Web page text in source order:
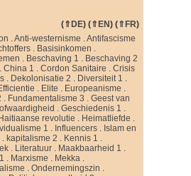
(⇑DE) (⇑EN) (⇑FR)
.Anti-westernisme .Antifascisme
. Basisinkomen .
. Beschaving 1 . Beschaving 2
.China 1 .Cordon Sanitaire .Crisis
. Dekolonisatie 2 . Diversiteit 1 .
. Elite . Europeanisme .
. Fundamentalisme 3 .Geest van
.Geschiedenis 1 .
Haitiaanse revolutie . Heimatliefde .
1 . Influencers . Islam en
. kapitalisme 2 . Kennis 1 .
. Literatuur . Maakbaarheid 1 .
. Marxisme . Mekka .
.Ondernemingszin .